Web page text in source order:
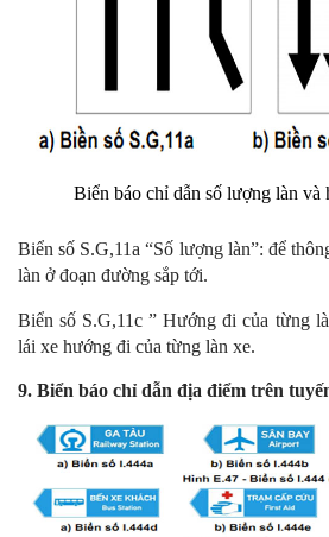
Biển báo chỉ dẫn số lượng làn và
Biển số S.G,11a “Số lượng làn”: để
làn ở đoạn đường sắp tới.
Biển số S.G,11c ” Hướng đi của từng
lái xe hướng đi của từng làn xe.
9. Biển báo chỉ dẫn địa điểm trên